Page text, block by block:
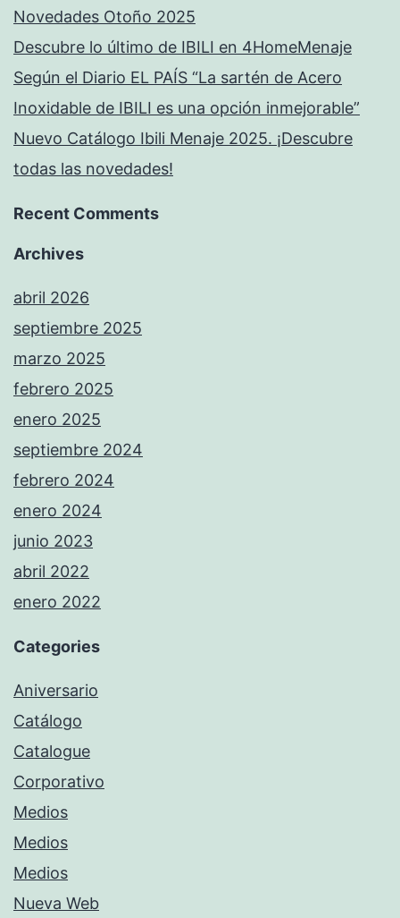
Novedades Otoño 2025
Descubre lo último de IBILI en 4HomeMenaje
Según el Diario EL PAÍS “La sartén de Acero
Inoxidable de IBILI es una opción inmejorable”
Nuevo Catálogo Ibili Menaje 2025. ¡Descubre
todas las novedades!
Recent Comments
Archives
abril 2026
septiembre 2025
marzo 2025
febrero 2025
enero 2025
septiembre 2024
febrero 2024
enero 2024
junio 2023
abril 2022
enero 2022
Categories
Aniversario
Catálogo
Catalogue
Corporativo
Medios
Medios
Medios
Nueva Web